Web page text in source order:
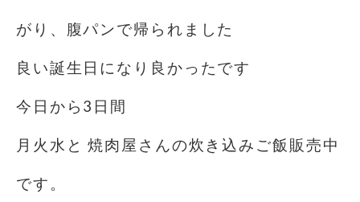
がり、腹パンで帰られました
良い誕生日になり良かったです
今日から3日間
月火水と 焼肉屋さんの炊き込みご飯販売中
です。